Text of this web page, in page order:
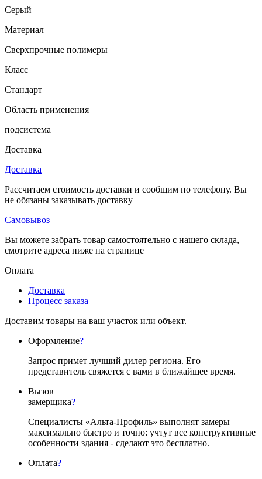
Серый
Материал
Сверхпрочные полимеры
Класс
Стандарт
Область применения
подсистема
Доставка
Доставка
Рассчитаем стоимость доставки и сообщим по телефону. Вы
не обязаны заказывать доставку
Самовывоз
Вы можете забрать товар самостоятельно с нашего склада,
смотрите адреса ниже на странице
Оплата
Доставка
Процесс заказа
Доставим товары на ваш участок или объект.
Оформление?
Запрос примет лучший дилер региона. Его
представитель свяжется с вами в ближайшее время.
Вызов
замерщика?
Специалисты «Альта-Профиль» выполнят замеры
максимально быстро и точно: учтут все конструктивные
особенности здания - сделают это бесплатно.
Оплата?